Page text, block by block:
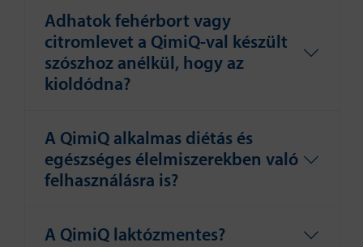
Adhatok fehérbort vagy
citromlevet a QimiQ-val készült
szószhoz anélkül, hogy az
kioldódna?
A QimiQ alkalmas diétás és
egészséges élelmiszerekben való
felhasználásra is?
A QimiQ laktózmentes?